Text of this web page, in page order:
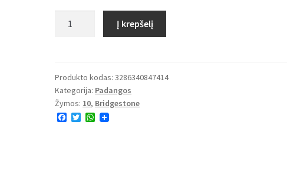
120/90
-
10
66J
Į krepšelį
Produkto kodas:3286340847414
Kategorija: Padangos
Žymos: 10, Bridgestone
F
T
W